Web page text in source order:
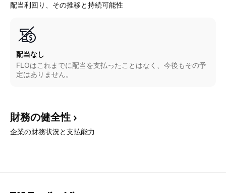
配当利回り、その推移と持続可能性
配当なし
FLOはこれまでに配当を支払ったことはなく、今後もその予
定はありません。
財務の健全性
企業の財務状況と支払能力